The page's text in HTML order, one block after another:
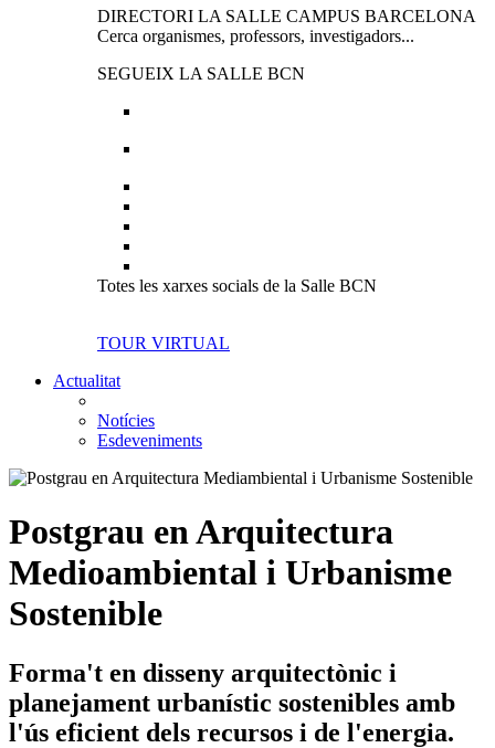
DIRECTORI LA SALLE CAMPUS BARCELONA
Cerca organismes, professors, investigadors...
SEGUEIX LA SALLE BCN
Totes les xarxes socials de la Salle BCN
TOUR VIRTUAL
Actualitat
Notícies
Esdeveniments
Postgrau en Arquitectura
Medioambiental i Urbanisme
Sostenible
Forma't en disseny arquitectònic i
planejament urbanístic sostenibles amb
l'ús eficient dels recursos i de l'energia.